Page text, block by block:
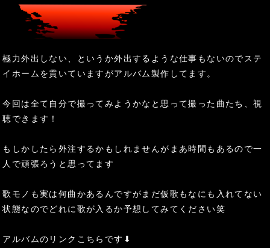
極力外出しない、というか外出するような仕事もないのでステ
イホームを貫いていますがアルバム製作してます。
今回は全て自分で撮ってみようかなと思って撮った曲たち、視
聴できます！
もしかしたら外注するかもしれませんがまあ時間もあるので一
人で頑張ろうと思ってます
歌モノも実は何曲かあるんですがまだ仮歌もなにも入れてない
状態なのでどれに歌が入るか予想してみてください笑
アルバムのリンクこちらです⬇︎